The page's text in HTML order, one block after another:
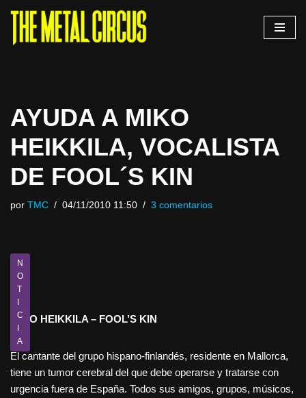
Saltar
AYUDA A MIKO
HEIKKILA, VOCALISTA
DE FOOL´S KIN
por TMC 04/11/2010 11:50 3 comentarios
N
O
T
I
C
I
A
MIKO HEIKKILA – FOOL’S KIN
El cantante del grupo hispano-finlandés, residente en Mallorca,
tiene un tumor cerebral del que debe operarse y tratarse con
urgencia fuera de España. Todos sus amigos, grupos, músicos,